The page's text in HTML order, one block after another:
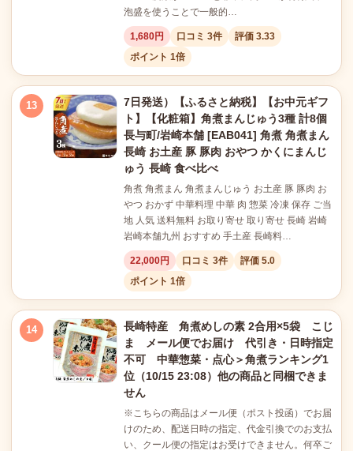
泡盛を使うことで一般的…
1,680円 口コミ 3件
評価 3.33
ポイント 1倍
13
7日発送）【ふるさと納税】【お中元ギフ
ト】【化粧箱】角煮まんじゅう3種 計8個
長与町/岩崎本舗 [EAB041] 角煮 角煮まん
長崎 お土産 豚 豚肉 おやつ かくにまんじ
ゅう 長崎 食べ比べ
角煮 角煮まん 角煮まんじゅう お土産 豚 豚肉 お
やつ おかず 中華料理 中華 肉 惣菜 冷凍 保存 ご当
地 人気 送料無料 お取り寄せ 取り寄せ 長崎 岩崎
岩崎本舗九州 おすすめ 手土産 長崎料…
22,000円 口コミ 3件
評価 5.0
ポイント 1倍
14
長崎特産 角煮めしの素 2合用×5袋 こじ
ま メール便でお届け 代引き・日時指定
不可 中華惣菜・点心＞角煮ランキング1
位（10/15 23:08）他の商品と同梱できま
せん
※こちらの商品はメール便（ポスト投函）でお届
けのため、配送日時の指定、代金引換でのお支払
い、クール便の指定はお受けできません。何卒ご